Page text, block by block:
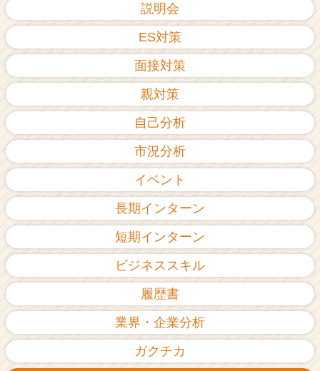
説明会
ES対策
面接対策
親対策
自己分析
市況分析
イベント
長期インターン
短期インターン
ビジネススキル
履歴書
業界・企業分析
ガクチカ